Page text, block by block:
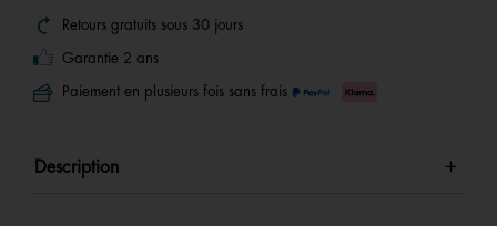
Retours gratuits sous 30 jours
Garantie 2 ans
Paiement en plusieurs fois sans frais
Description